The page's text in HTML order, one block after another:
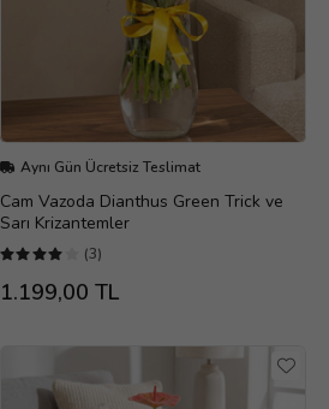
Aynı Gün Ücretsiz Teslimat
Cam Vazoda Dianthus Green Trick ve
Sarı Krizantemler
(3)
1.199,00 TL